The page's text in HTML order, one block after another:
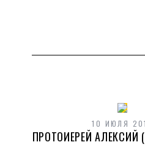
10 ИЮЛЯ
ПРОТОИЕРЕЙ АЛЕКСИЙ